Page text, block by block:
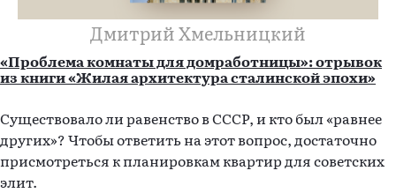
Дмитрий Хмельницкий
«Проблема комнаты для домработницы»: отрывок
из книги «Жилая архитектура сталинской эпохи»
Существовало ли равенство в СССР, и кто был «равнее
других»? Чтобы ответить на этот вопрос, достаточно
присмотреться к планировкам квартир для советских
элит.